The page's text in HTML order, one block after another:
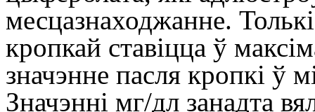
месцазнаходжанне.
кропкай ставіцца ў
значэнне пасля кропкі ў
Значэнні мг/дл занадта